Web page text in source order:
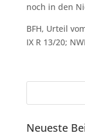
noch in den
BFH, Urteil
IX R 13/20;
Neueste